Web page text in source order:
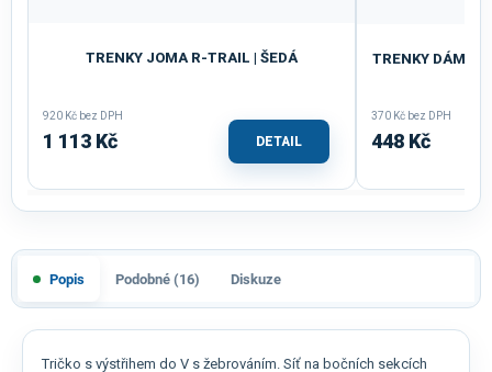
TRENKY JOMA R-TRAIL | ŠEDÁ
920 Kč bez DPH
1 113 Kč DETAIL
TRENKY
370 Kč bez DPH
448 Kč
Popis Podobné (16) Diskuze
Tričko s výstřihem do V s žebrováním. Síť na bočních sekcích